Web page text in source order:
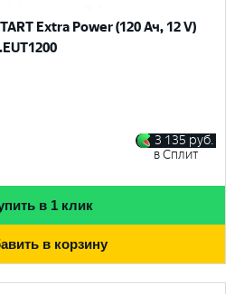
Extra Power (120 Ач, 12 V)
3 135 руб.
в Сплит
в 1 клик
в корзину